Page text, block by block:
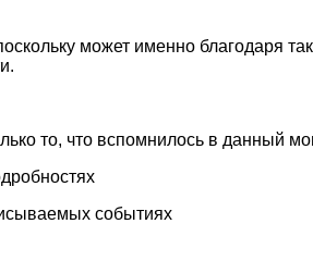
может именно благодаря
то, что вспомнилось в данный
событиях